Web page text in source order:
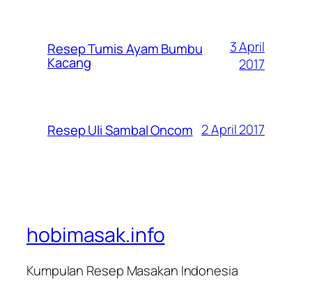
Resep Tumis Ayam Bumbu
Kacang
3 April
2017
Resep Uli Sambal Oncom 2 April 2017
hobimasak.info
Kumpulan Resep Masakan Indonesia